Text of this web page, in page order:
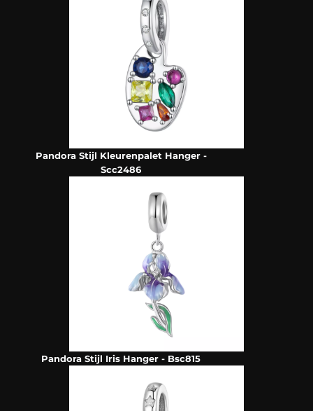
Pandora Stijl Kleurenpalet Hanger -
Scc2486
Pandora Stijl Iris Hanger - Bsc815